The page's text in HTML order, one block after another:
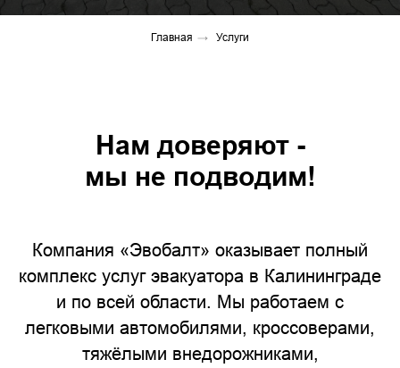
Главная → Услуги
Нам доверяют -
мы не подводим!
Компания «Эвобалт» оказывает полный
комплекс услуг эвакуатора в Калининграде
и по всей области. Мы работаем с
легковыми автомобилями, кроссоверами,
тяжёлыми внедорожниками,